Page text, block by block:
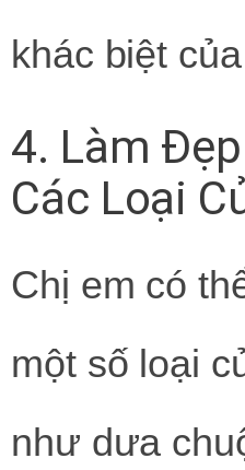
khác biệt
4. Làm
Các Loại
Chị em có
một số loại
như dưa